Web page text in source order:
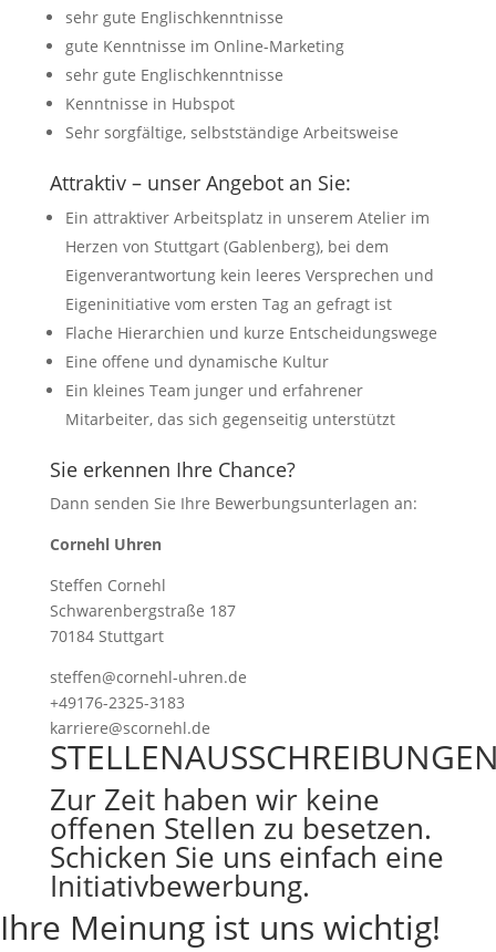
sehr gute Englischkenntnisse
gute Kenntnisse im Online-Marketing
sehr gute Englischkenntnisse
Kenntnisse in Hubspot
Sehr sorgfältige, selbstständige Arbeitsweise
Attraktiv – unser Angebot an Sie:
Ein attraktiver Arbeitsplatz in unserem Atelier im
Herzen von Stuttgart (Gablenberg), bei dem
Eigenverantwortung kein leeres Versprechen und
Eigeninitiative vom ersten Tag an gefragt ist
Flache Hierarchien und kurze Entscheidungswege
Eine offene und dynamische Kultur
Ein kleines Team junger und erfahrener
Mitarbeiter, das sich gegenseitig unterstützt
Sie erkennen Ihre Chance?
Dann senden Sie Ihre Bewerbungsunterlagen an:
Cornehl Uhren
Steffen Cornehl
Schwarenbergstraße 187
70184 Stuttgart
steffen@cornehl-uhren.de
+49176-2325-3183
karriere@scornehl.de
Zur Zeit haben wir keine
offenen Stellen zu besetzen.
Schicken Sie uns einfach eine
Initiativbewerbung.
Ihre Meinung ist uns wichtig!